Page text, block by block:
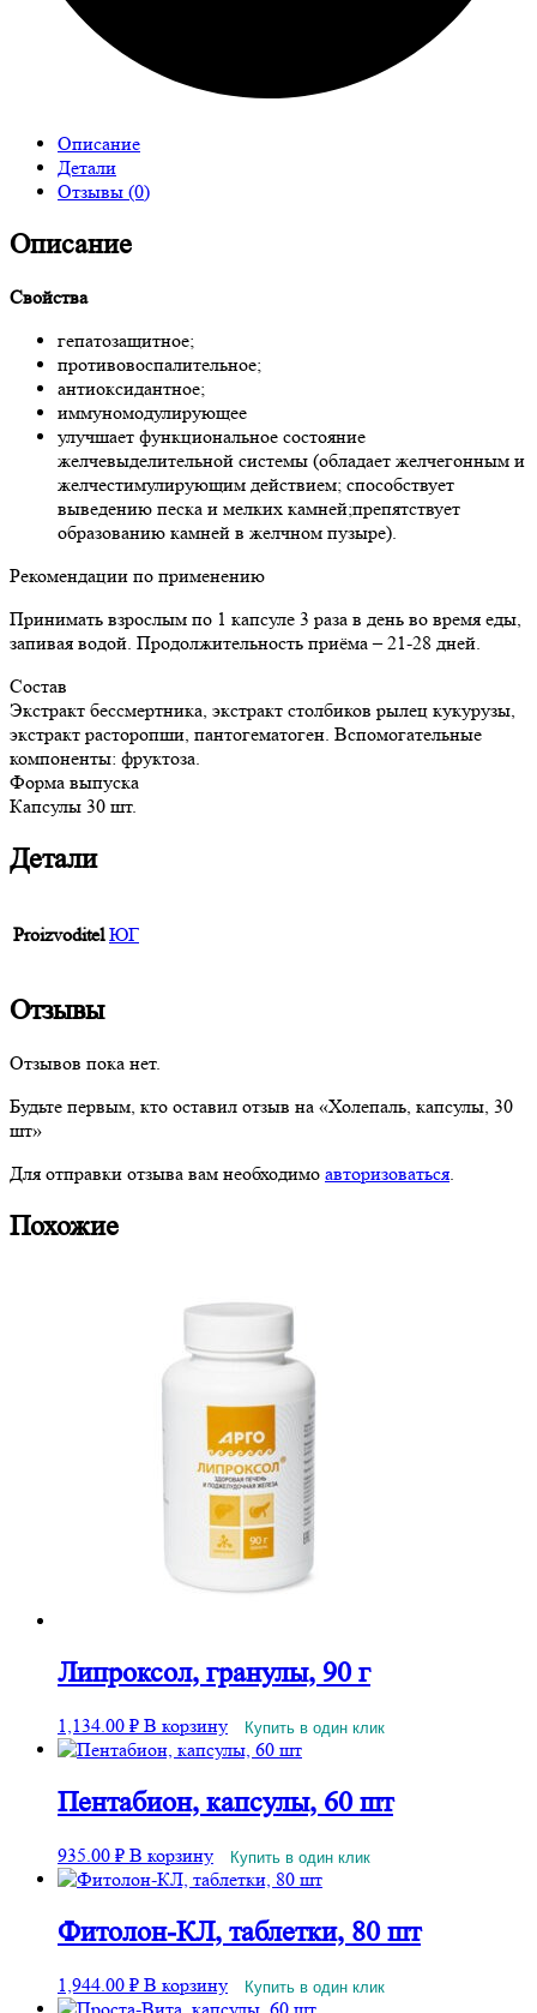
Описание
Детали
Отзывы (0)
Описание
Свойства
гепатозащитное;
противовоспалительное;
антиоксидантное;
иммуномодулирующее
улучшает функциональное состояние
желчевыделительной системы (обладает желчегонным и
желчестимулирующим действием; способствует
выведению песка и мелких камней;препятствует
образованию камней в желчном пузыре).
Рекомендации по применению
Принимать взрослым по 1 капсуле 3 раза в день во время еды,
запивая водой. Продолжительность приёма – 21-28 дней.
Состав
Экстракт бессмертника, экстракт столбиков рылец кукурузы,
экстракт расторопши, пантогематоген. Вспомогательные
компоненты: фруктоза.
Форма выпуска
Капсулы 30 шт.
Детали
Proizvoditel ЮГ
Отзывы
Отзывов пока нет.
Будьте первым, кто оставил отзыв на «Холепаль, капсулы, 30
шт»
Для отправки отзыва вам необходимо авторизоваться
Похожие
Липроксол, гранулы, 90 г
1,134.00 ₽ В корзину Купить в один клик
Пентабион, капсулы, 60 шт
935.00 ₽ В корзину Купить в один клик
Фитолон-КЛ, таблетки, 80 шт
1,944.00 ₽ В корзину Купить в один клик